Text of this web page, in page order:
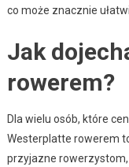
co może znacznie
Jak
rowerem?
Dla wielu osób, które
Westerplatte rowerem
przyjazne